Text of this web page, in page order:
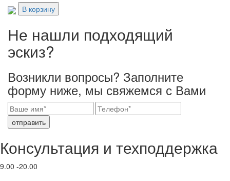
В корзину
Не нашли подходящий
эскиз?
Возникли вопросы? Заполните
форму ниже, мы свяжемся с Вами
отправить
Консультация и техподдержка
9.00 -20.00